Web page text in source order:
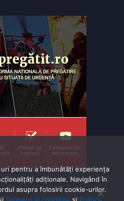
pentru a îmbunătăți experiența
adiționale. Navigând în
asupra folosirii cookie-urilor.